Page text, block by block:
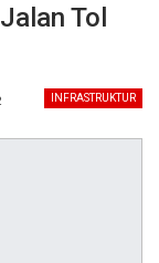
Tol
INFRASTRUKTUR